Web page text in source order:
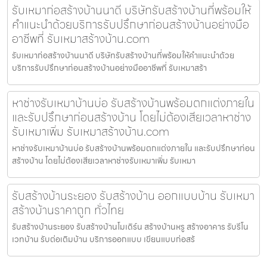
รับเหมาก่อสร้างบ้านนาดี บริษัทรับสร้างบ้านที่พร้อมให้
คำแนะนำด้วยบริการรับปรึกษาก่อนสร้างบ้านอย่างมือ
อาชีพที่ รับเหมาสร้างบ้าน.com
รับเหมาก่อสร้างบ้านนาดี บริษัทรับสร้างบ้านที่พร้อมให้คำแนะนำด้วย
บริการรับปรึกษาก่อนสร้างบ้านอย่างมืออาชีพที่ รับเหมาสร้า
หาช่างรับเหมาบ้านบ่อ รับสร้างบ้านพร้อมตกแต่งภายใน
และรับปรึกษาก่อนสร้างบ้าน โดยไม่ต้องเสียเวลาหาช่าง
รับเหมาเพิ่ม รับเหมาสร้างบ้าน.com
หาช่างรับเหมาบ้านบ่อ รับสร้างบ้านพร้อมตกแต่งภายใน และรับปรึกษาก่อน
สร้างบ้าน โดยไม่ต้องเสียเวลาหาช่างรับเหมาเพิ่ม รับเหมา
รับสร้างบ้านระยอง รับสร้างบ้าน ออกแบบบ้าน รับเหมา
สร้างบ้านราคาถูก ทั่วไทย
รับสร้างบ้านระยอง รับสร้างบ้านโมเดิร์น สร้างบ้านหรู สร้างอาคาร รับรีโน
เวทบ้าน รับต่อเติมบ้าน บริการออกแบบ เขียนแบบก่อสร้